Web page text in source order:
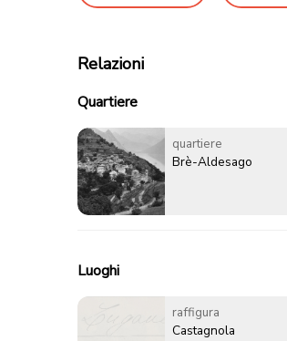
Relazioni
Quartiere
quartiere
Brè-Aldesago
Luoghi
raffigura
Castagnola